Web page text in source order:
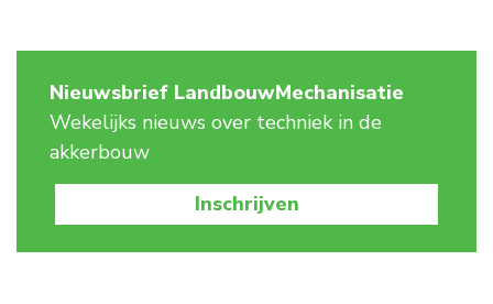
Nieuwsbrief LandbouwMechanisatie
Wekelijks nieuws over techniek in de
akkerbouw
Inschrijven